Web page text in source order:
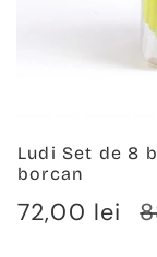
Ludi Set de 8
borcan
72,00 lei